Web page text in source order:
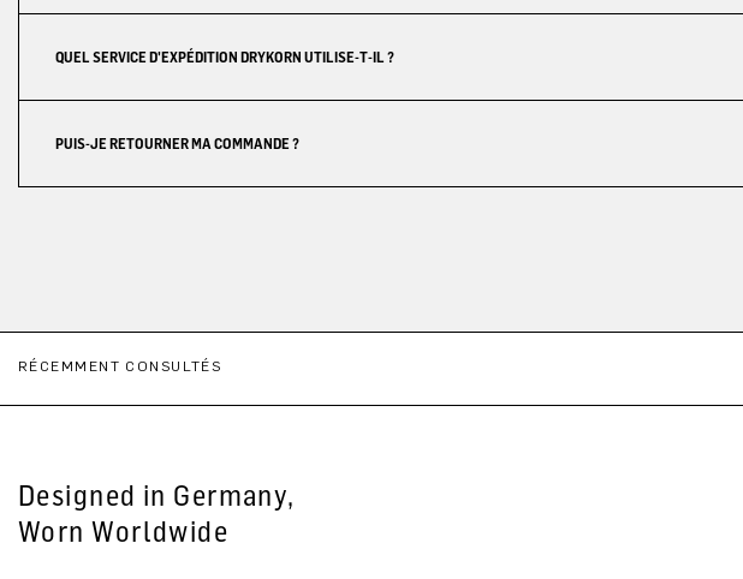
QUEL SERVICE D'EXPÉDITION DRYKORN UTILISE-T-IL ?
PUIS-JE RETOURNER MA COMMANDE ?
RÉCEMMENT CONSULTÉS
Designed in Germany,
Worn Worldwide